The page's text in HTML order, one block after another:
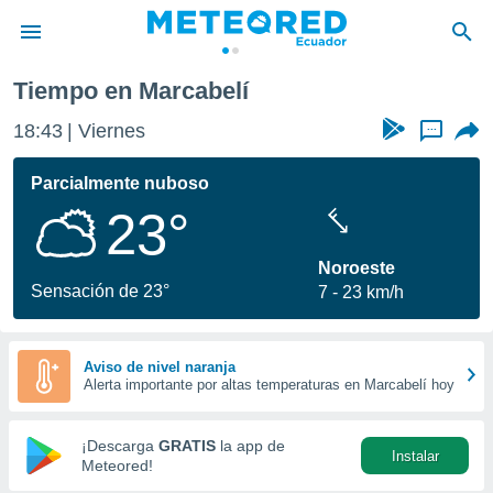
de
ha
que se
calidad.
a este
las
y
forma
digital
basada
Tiempo en Marcabelí
18:43 Viernes ...
Parcialmente nuboso
23°
Sensación de 23°
Noroeste
7
23 km/h
Aviso de nivel naranja
Alerta importante por altas temperaturas en Marcabelí hoy
¡Descarga GRATIS la app de
Meteored!
Instalar